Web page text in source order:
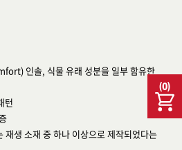
(0)
인솔, 식물 유래 성분을 일부 함유한
턴
생 소재 중 하나 이상으로 제작되었다는